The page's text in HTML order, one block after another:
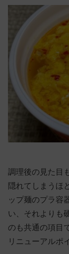
調理後の見た目
隠れてしまうほ
ップ麺のプラ容
い、それよりも
のも共通の項目
リニューアル